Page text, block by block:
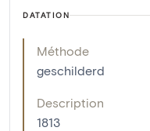
DATATION
Méthode
geschilderd
Description
1813